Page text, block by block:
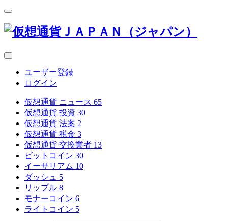
ユーザー登録
ログイン
仮想通貨 ニュース 65
仮想通貨 投資 30
仮想通貨 法案 2
仮想通貨 税金 3
仮想通貨 交換業者 13
ビットコイン 30
イーサリアム 10
ダッシュ 5
リップル 8
モナーコイン 6
ライトコイン 5